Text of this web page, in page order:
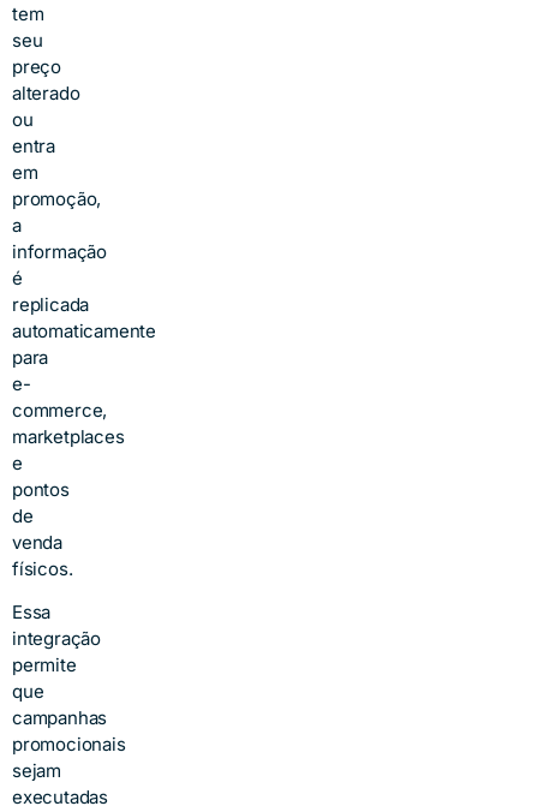
tem
seu
preço
alterado
ou
entra
em
promoção,
a
informação
é
replicada
automaticamente
para
e-
commerce,
marketplaces
e
pontos
de
venda
físicos.
Essa
integração
permite
que
campanhas
promocionais
sejam
executadas